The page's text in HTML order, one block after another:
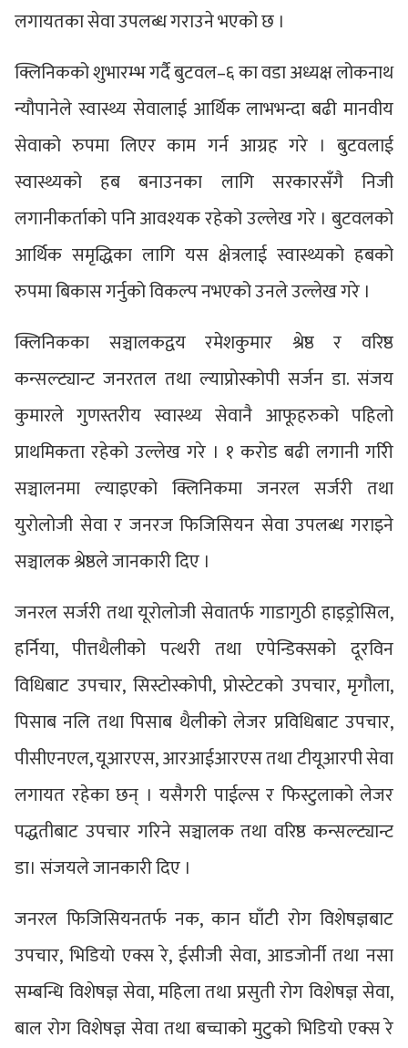
लगायतका सेवा उपलब्ध गराउने भएको छ ।
क्लिनिकको शुभारम्भ गर्दै बुटवल–६ का वडा अध्यक्ष लोकनाथ
न्यौपानेले स्वास्थ्य सेवालाई आर्थिक लाभभन्दा बढी मानवीय
सेवाको रुपमा लिएर काम गर्न आग्रह गरे । बुटवलाई
स्वास्थ्यको हब बनाउनका लागि सरकारसँगै निजी
लगानीकर्ताको पनि आवश्यक रहेको उल्लेख गरे । बुटवलको
आर्थिक समृद्धिका लागि यस क्षेत्रलाई स्वास्थ्यको हबको
रुपमा बिकास गर्नुको विकल्प नभएको उनले उल्लेख गरे ।
क्लिनिकका सञ्चालकद्वय रमेशकुमार श्रेष्ठ र वरिष्ठ
कन्सल्ट्यान्ट जनरतल तथा ल्याप्रोस्कोपी सर्जन डा. संजय
कुमारले गुणस्तरीय स्वास्थ्य सेवानै आफूहरुको पहिलो
प्राथमिकता रहेको उल्लेख गरे । १ करोड बढी लगानी गरिी
सञ्चालनमा ल्याइएको क्लिनिकमा जनरल सर्जरी तथा
युरोलोजी सेवा र जनरज फिजिसियन सेवा उपलब्ध गराइने
सञ्चालक श्रेष्ठले जानकारी दिए ।
जनरल सर्जरी तथा यूरोलोजी सेवातर्फ गाडागुठी हाइड्रोसिल,
हर्निया, पीत्तथैलीको पत्थरी तथा एपेन्डिक्सको दूरविन
विधिबाट उपचार, सिस्टोस्कोपी, प्रोस्टेटको उपचार, मृगौला,
पिसाब नलि तथा पिसाब थैलीको लेजर प्रविधिबाट उपचार,
पीसीएनएल, यूआरएस, आरआईआरएस तथा टीयूआरपी सेवा
लगायत रहेका छन् । यसैगरी पाईल्स र फिस्टुलाको लेजर
पद्धतीबाट उपचार गरिने सञ्चालक तथा वरिष्ठ कन्सल्ट्यान्ट
डा। संजयले जानकारी दिए ।
जनरल फिजिसियनतर्फ नक, कान घाँटी रोग विशेषज्ञबाट
उपचार, भिडियो एक्स रे, ईसीजी सेवा, आडजोर्नी तथा नसा
सम्बन्धि विशेषज्ञ सेवा, महिला तथा प्रसुती रोग विशेषज्ञ सेवा,
बाल रोग विशेषज्ञ सेवा तथा बच्चाको मुटुको भिडियो एक्स रे